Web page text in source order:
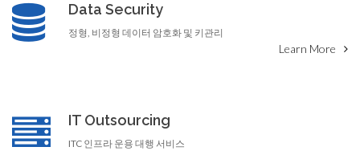
Data Security
정형, 비정형 데이터 암호화 및 키관리
Learn More
IT Outsourcing
ITC 인프라 운용 대행 서비스